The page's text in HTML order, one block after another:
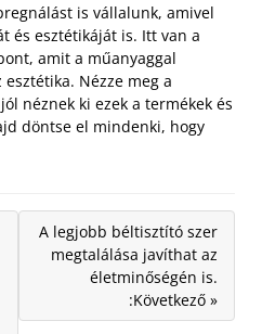
is vállalunk, amivel
és esztétikáját is. Itt van a
amit a műanyaggal
Nézze meg a
néznek ki ezek a termékek és
döntse el mindenki, hogy
A legjobb béltisztító szer
megtalálása javíthat az
életminőségén is.
:Következő »